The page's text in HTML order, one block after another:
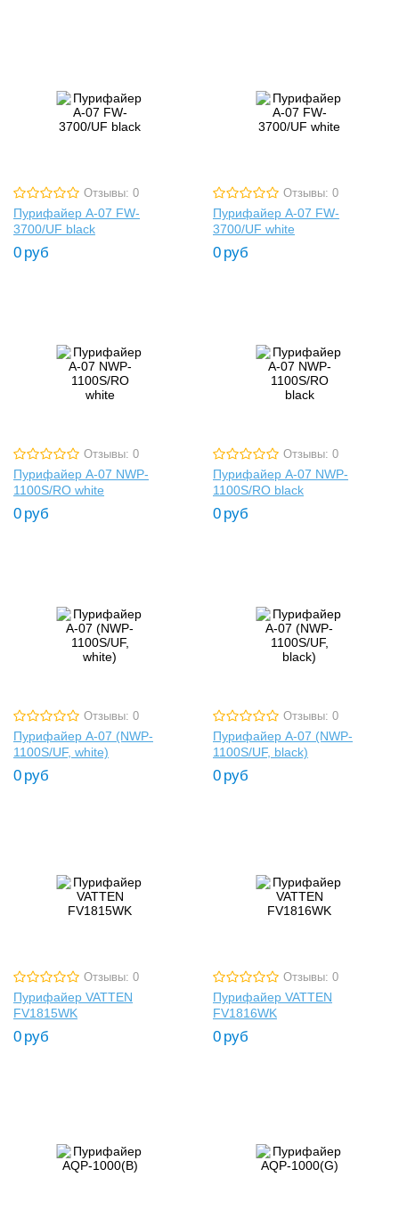
Отзывы: 0
Пурифайер A-07 FW-
3700/UF black
0 руб
Отзывы: 0
Пурифайер A-07 FW-
3700/UF white
0 руб
Отзывы: 0
Пурифайер A-07 NWP-
1100S/RO white
0 руб
Отзывы: 0
Пурифайер A-07 NWP-
1100S/RO black
0 руб
Отзывы: 0
Пурифайер A-07 (NWP-
1100S/UF, white)
0 руб
Отзывы: 0
Пурифайер A-07 (NWP-
1100S/UF, black)
0 руб
Отзывы: 0
Пурифайер VATTEN
FV1815WK
0 руб
Отзывы: 0
Пурифайер VATTEN
FV1816WK
0 руб